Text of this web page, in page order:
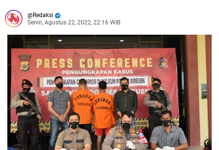
Redaksi
Senin, Agustus 22, 2022, 22:16 WIB